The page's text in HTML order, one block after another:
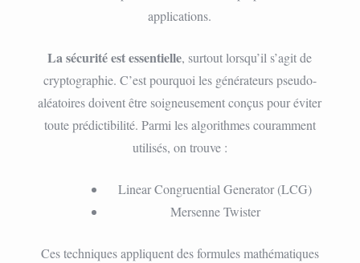
applications.
La sécurité est essentielle, surtout lorsqu’il s’agit de
cryptographie. C’est pourquoi les générateurs pseudo-
aléatoires doivent être soigneusement conçus pour éviter
toute prédictibilité. Parmi les algorithmes couramment
utilisés, on trouve :
Linear Congruential Generator (LCG)
Mersenne Twister
Ces techniques appliquent des formules mathématiques